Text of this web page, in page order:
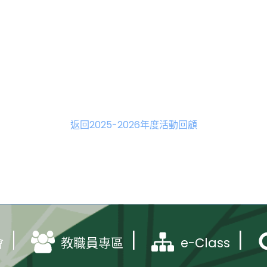
返回2025-2026年度活動回顧
教職員專區 e-Class